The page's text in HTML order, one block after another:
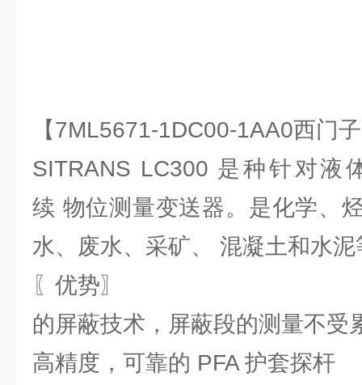
【7ML5671-1DC00-1AA0西门
SITRANS LC300 是种针对液
续 物位测量变送器。是化学、
水、废水、采矿、 混凝土和水
〖优势〗
的屏蔽技术，屏蔽段的测量不
高精度，可靠的 PFA 护套探杆